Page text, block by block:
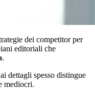
dei competitor per
editoriali che
.
dettagli spesso distingue
mediocri.